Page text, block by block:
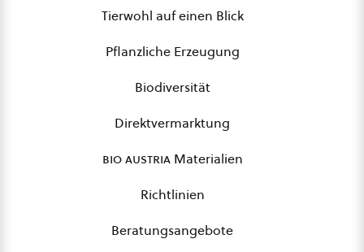
Tierwohl auf einen Blick
Pflanzliche Erzeugung
Biodiversität
Direktvermarktung
bio austriaMaterialien
Richtlinien
Beratungsangebote